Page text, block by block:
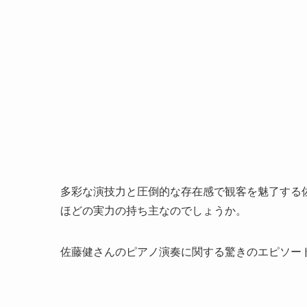
多彩な演技力と圧倒的な存在感で観客を魅了す
ほどの実力の持ち主なのでしょうか。
佐藤健さんのピアノ演奏に関する驚きのエピソ